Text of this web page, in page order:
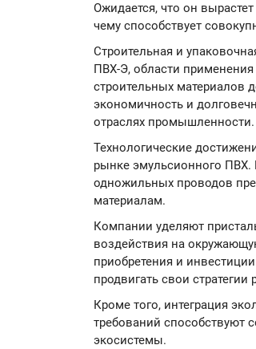
Ожидается, что он вырастет
чему способствует
Строительная и
ПВХ-Э, области
строительных материалов
экономичность и
отраслях промышленности.
Технологические
рынке эмульсионного ПВХ.
одножильных проводов
материалам.
Компании уделяют
воздействия на
приобретения и
продвигать свои
Кроме того, интеграция
требований способствуют
экосистемы.